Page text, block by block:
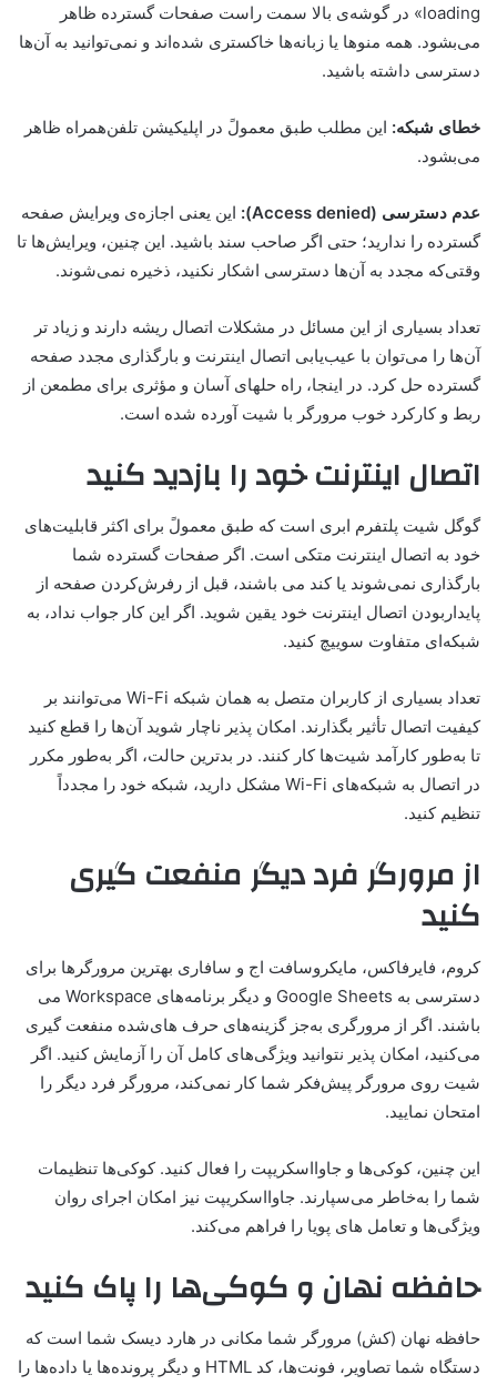
loading» در گوشه‌ی بالا سمت راست صفحات گسترده ظاهر
می‌بشود. همه منوها یا زبانه‌ها خاکستری شده‌اند و نمی‌توانید به آن‌ها
دسترسی داشته باشید.
خطای شبکه: این مطلب طبق معمولً در اپلیکیشن تلفن‌همراه ظاهر
می‌بشود.
عدم دسترسی (Access denied):
این یعنی اجازه‌ی ویرایش صفحه
گسترده را ندارید؛ حتی اگر صاحب سند باشید. این چنین، ویرایش‌ها تا
وقتی‌که مجدد به آن‌ها دسترسی اشکار نکنید، ذخیره نمی‌شوند.
تعداد بسیاری از این مسائل در مشکلات اتصال ریشه دارند و زیاد تر
آن‌ها را می‌توان با عیب‌یابی اتصال اینترنت و بارگذاری مجدد صفحه
گسترده حل کرد. در اینجا، راه حلهای آسان و مؤثری برای مطمعن از
ربط و کارکرد خوب مرورگر با شیت آورده شده است.
اتصال اینترنت خود را بازدید کنید
گوگل شیت پلتفرم ابری است که طبق معمولً برای اکثر قابلیت‌های
خود به اتصال اینترنت متکی است. اگر صفحات گسترده شما
بارگذاری نمی‌شوند یا کند می باشند، قبل از رفرش‌کردن صفحه از
پایداربودن اتصال اینترنت خود یقین شوید. اگر این کار جواب نداد، به
شبکه‌ای متفاوت سوییچ کنید.
تعداد بسیاری از کاربران متصل به همان شبکه Wi-Fi می‌توانند بر
کیفیت اتصال تأثیر بگذارند. امکان پذیر ناچار شوید آن‌ها را قطع کنید
تا به‌طور کارآمد شیت‌ها کار کنند. در بدترین حالت، اگر به‌طور مکرر
در اتصال به شبکه‌های Wi-Fi مشکل دارید، شبکه خود را مجدداً
تنظیم کنید.
از مرورگر فرد دیگر منفعت گیری
کنید
کروم، فایرفاکس، مایکروسافت اج و سافاری بهترین مرورگرها برای
دسترسی به Google Sheets و دیگر برنامه‌های Workspace می
باشند. اگر از مرورگری به‌جز گزینه‌های حرف های‌شده منفعت گیری
می‌کنید، امکان پذیر نتوانید ویژگی‌های کامل آن را آزمایش کنید. اگر
شیت روی مرورگر پیش‌فکر شما کار نمی‌کند، مرورگر فرد دیگر را
امتحان نمایید.
این چنین، کوکی‌ها و جاوا‌اسکریپت را فعال کنید. کوکی‌ها تنظیمات
شما را به‌خاطر می‌سپارند. جاوااسکریپت نیز امکان اجرای روان
ویژگی‌ها و تعامل های پویا را فراهم می‌کند.
حافظه نهان و کوکی‌ها را پاک کنید
حافظه نهان (کش) مرورگر شما مکانی در هارد دیسک شما است که
دستگاه شما تصاویر، فونت‌ها، کد HTML و دیگر پرونده‌ها یا داده‌ها را